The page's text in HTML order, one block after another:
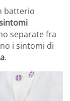
batterio
separate fra
i sintomi di
.